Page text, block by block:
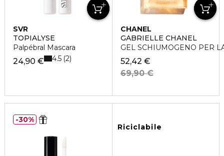
SVR
TOPIALYSE
Palpébral Mascara
24,90 € 4.5 2
CHANEL
GABRIELLE CHANEL
GEL SCHIUMOGENO PER
52,42 €
69,90 €
30%
Riciclabile